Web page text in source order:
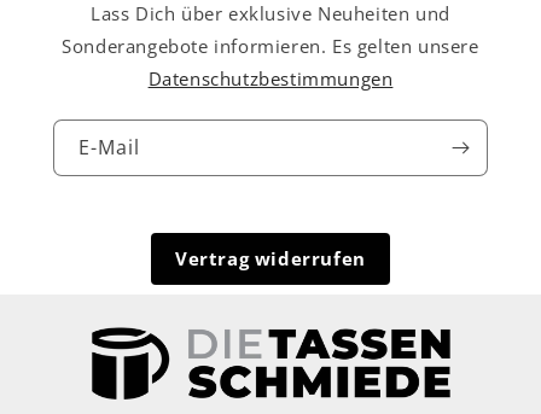
Lass Dich über exklusive Neuheiten und
Sonderangebote informieren. Es gelten unsere
Datenschutzbestimmungen
E-Mail
Vertrag widerrufen